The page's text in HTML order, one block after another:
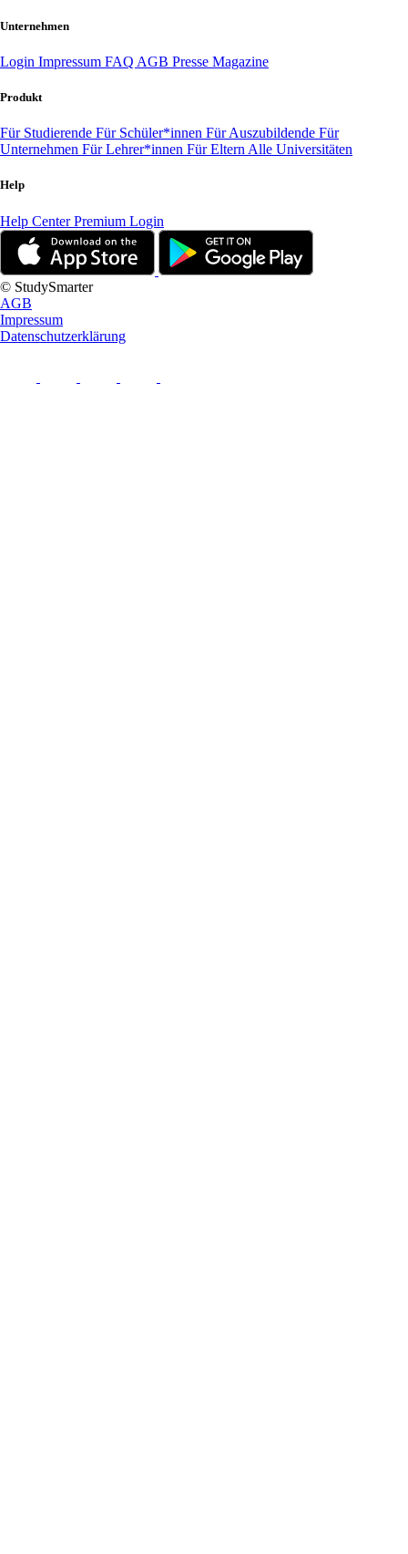
Unternehmen
Login Impressum FAQ AGB Presse Magazine
Produkt
Für Studierende Für Schüler*innen Für Auszubildende Für
Unternehmen Für Lehrer*innen Für Eltern Alle Universitäten
Help
Help CenterPremium Login
© StudySmarter
AGB
Impressum
Datenschutzerklärung